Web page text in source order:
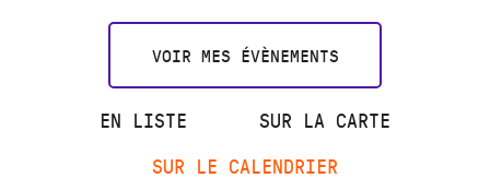
VOIR MES ÉVÈNEMENTS
EN LISTE
SUR LA CARTE
SUR LE CALENDRIER